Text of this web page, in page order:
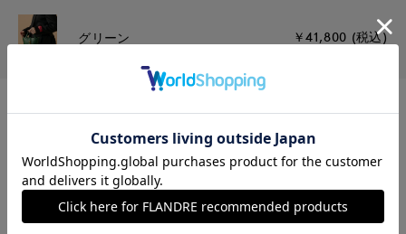
グリーン ￥41,800 (税込)